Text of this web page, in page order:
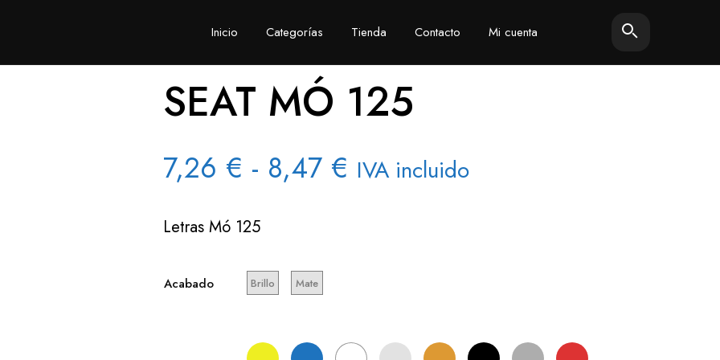
Inicio Categorías Tienda Contacto Mi cuenta
SEAT MÓ 125
7,26 € - 8,47 € Rango
7,26 €
IVA incluido
Letras Mó 125
Acabado Brillo Mate